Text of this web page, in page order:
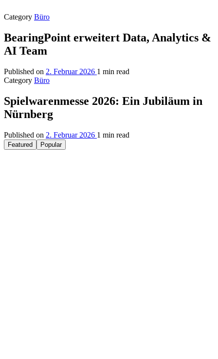
Category Büro
BearingPoint erweitert Data, Analytics &
AI Team
Published on 2. Februar 2026 1 min read
Category Büro
Spielwarenmesse 2026: Ein Jubiläum in
Nürnberg
Published on 2. Februar 2026 1 min read
Featured Popular